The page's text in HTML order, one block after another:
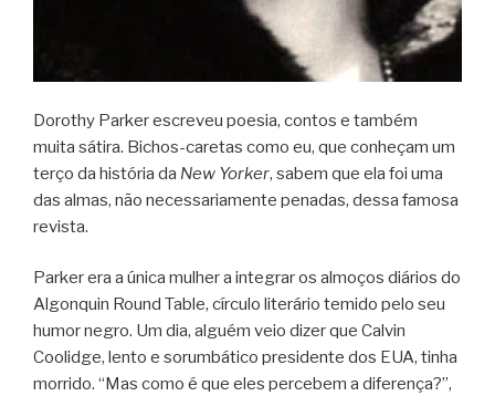
Dorothy Parker escreveu poesia, contos e também
muita sátira. Bichos-caretas como eu, que conheçam um
terço da história da New Yorker, sabem que ela foi uma
das almas, não necessariamente penadas, dessa famosa
revista.
Parker era a única mulher a integrar os almoços diários do
Algonquin Round Table, círculo literário temido pelo seu
humor negro. Um dia, alguém veio dizer que Calvin
Coolidge, lento e sorumbático presidente dos EUA, tinha
morrido. “Mas como é que eles percebem a diferença?”,